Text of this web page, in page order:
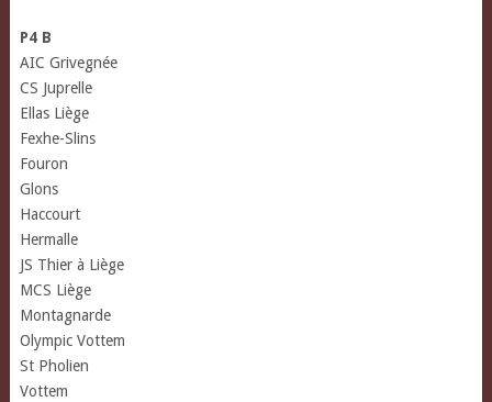
P4 B
AIC Grivegnée
CS Juprelle
Ellas Liège
Fexhe-Slins
Fouron
Glons
Haccourt
Hermalle
JS Thier à Liège
MCS Liège
Montagnarde
Olympic Vottem
St Pholien
Vottem